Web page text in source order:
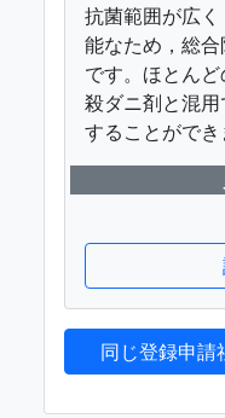
抗菌範囲が広
能なため，総
です。ほとん
殺ダニ剤と混
することができ
同じ登録申請